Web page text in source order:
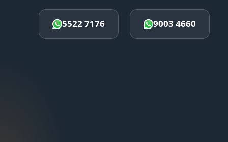
5522 7176 9003 4660